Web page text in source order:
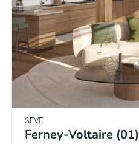
SEVE
Ferney-Voltaire (01)